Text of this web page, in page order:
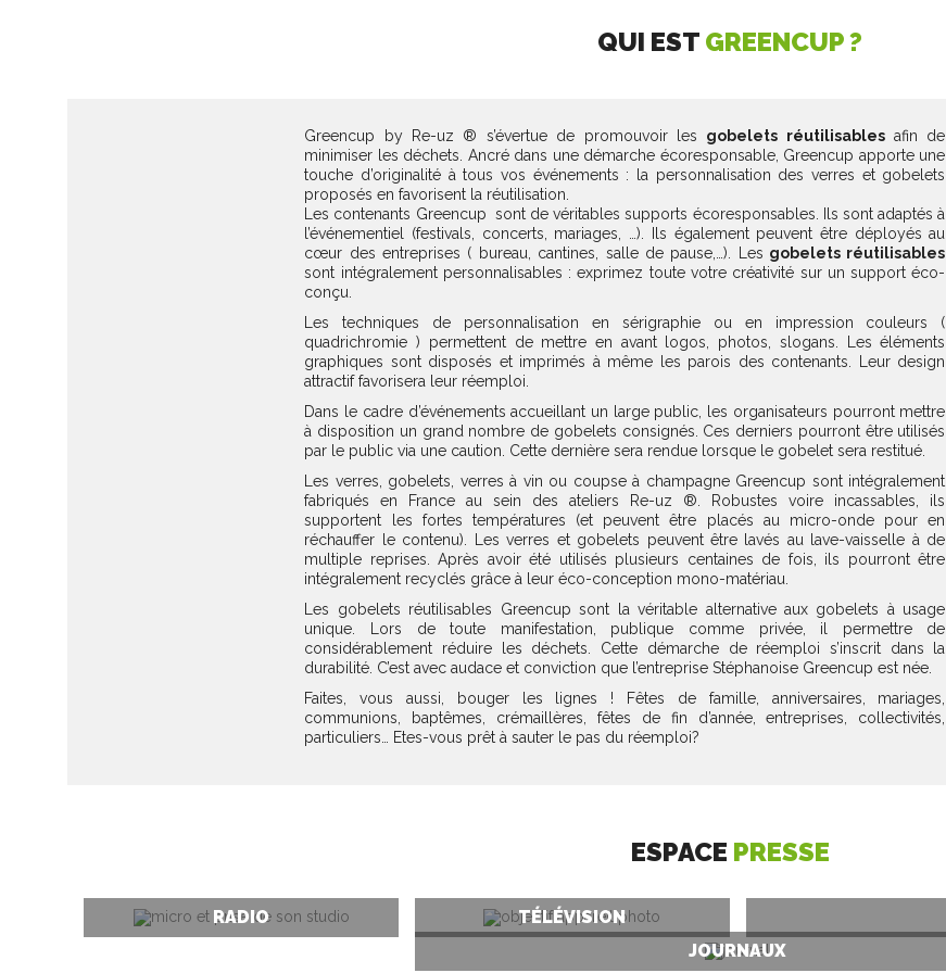
QUI EST GREENCUP ?
Greencup by Re-uz ® s’évertue de promouvoir les gobelets réutilisablesafin de
minimiser les déchets. Ancré dans une démarche écoresponsable, Greencup apporte une
touche d’originalité à tous vos événements : la personnalisation des verres et gobelets
proposés en favorisent la réutilisation.
Les contenants Greencup sont de véritables supports écoresponsables. Ils sont adaptés à
l’événementiel (festivals, concerts, mariages, …). Ils également peuvent être déployés au
cœur des entreprises ( bureau, cantines, salle de pause,…). Les gobelets réutilisables
sont intégralement personnalisables : exprimez toute votre créativité sur un support éco-
conçu.
Les techniques de personnalisation en sérigraphie ou en impression couleurs (
quadrichromie ) permettent de mettre en avant logos, photos, slogans. Les éléments
graphiques sont disposés et imprimés à même les parois des contenants. Leur design
attractif favorisera leur réemploi.
Dans le cadre d’événements accueillant un large public, les organisateurs pourront mettre
à disposition un grand nombre de gobelets consignés. Ces derniers pourront être utilisés
par le public via une caution. Cette dernière sera rendue lorsque le gobelet sera restitué.
Les verres, gobelets, verres à vin ou coupse à champagne Greencup sont intégralement
fabriqués en France au sein des ateliers Re-uz ®. Robustes voire incassables, ils
supportent les fortes températures (et peuvent être placés au micro-onde pour en
réchauffer le contenu). Les verres et gobelets peuvent être lavés au lave-vaisselle à de
multiple reprises. Après avoir été utilisés plusieurs centaines de fois, ils pourront être
intégralement recyclés grâce à leur éco-conception mono-matériau.
Les gobelets réutilisables Greencup sont la véritable alternative aux gobelets à usage
unique. Lors de toute manifestation, publique comme privée, il permettre de
considérablement réduire les déchets. Cette démarche de réemploi s’inscrit dans la
durabilité. C’est avec audace et conviction que l’entreprise Stéphanoise Greencup est née.
Faites, vous aussi, bouger les lignes ! Fêtes de famille, anniversaires, mariages,
communions, baptêmes, crémaillères, fêtes de fin d’année, entreprises, collectivités,
particuliers… Etes-vous prêt à sauter le pas du réemploi?
ESPACE PRESSE
RADIO TÉLÉVISION
JOURNAUX